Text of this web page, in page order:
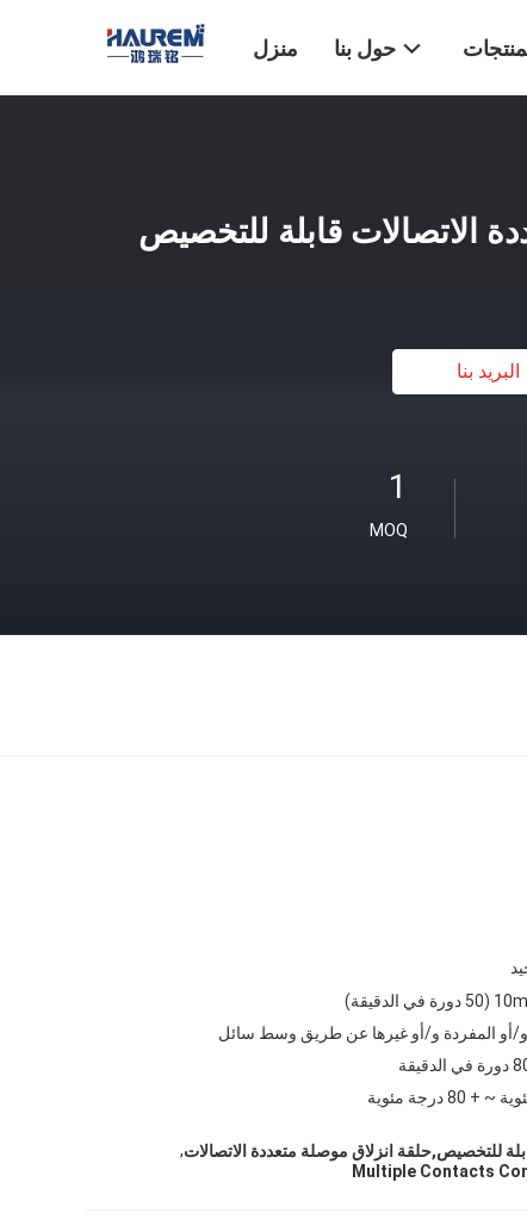
منزل حول بنا
الاتصالات قابلة للتخصيص
البريد بنا
1
MOQ
و/أو المفردة و/أو غيرها عن طريق وسط سائل
الدقيقة
للتخصيص,حلقة انزلاق موصلة متعددة الاتصالات,
Multiple Contacts